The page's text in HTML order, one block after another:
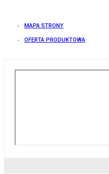
MAPA STRONY
OFERTA PRODUKTOWA